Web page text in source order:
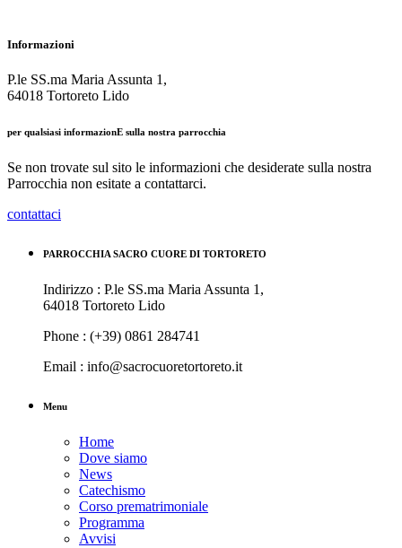
Informazioni
P.le SS.ma Maria Assunta 1,
64018 Tortoreto Lido
per qualsiasi informazionE sulla nostra parrocchia
Se non trovate sul sito le informazioni che desiderate sulla nostra
Parrocchia non esitate a contattarci.
contattaci
PARROCCHIA SACRO CUORE DI TORTORETO
Indirizzo : P.le SS.ma Maria Assunta 1,
64018 Tortoreto Lido
Phone : (+39) 0861 284741
Email : info@sacrocuoretortoreto.it
Menu
Home
Dove siamo
News
Catechismo
Corso prematrimoniale
Programma
Avvisi